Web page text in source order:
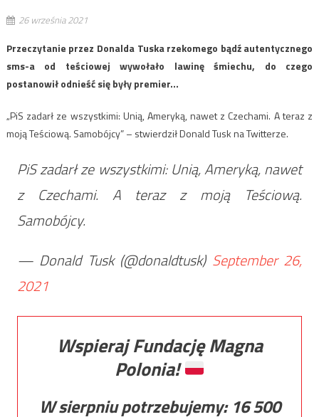
26 września 2021
Przeczytanie przez Donalda Tuska rzekomego bądź autentycznego
sms-a od teściowej wywołało lawinę śmiechu, do czego
postanowił odnieść się były premier…
„PiS zadarł ze wszystkimi: Unią, Ameryką, nawet z Czechami. A teraz z
moją Teściową. Samobójcy” – stwierdził Donald Tusk na Twitterze.
PiS zadarł ze wszystkimi: Unią, Ameryką, nawet
z Czechami. A teraz z moją Teściową.
Samobójcy.
— Donald Tusk (@donaldtusk) September 26,
2021
Wspieraj Fundację Magna
Polonia!
W sierpniu potrzebujemy: 16 500